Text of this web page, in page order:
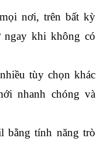
nơi, trên bất kỳ
ngay khi không có
tùy chọn khác
nhanh chóng và
bằng tính năng trò